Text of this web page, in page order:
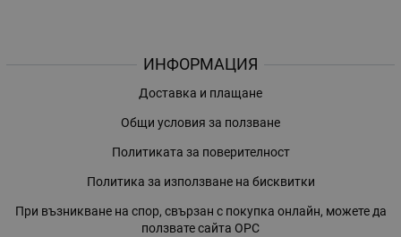
ИНФОРМАЦИЯ
Доставка и плащане
Общи условия за ползване
Политиката за поверителност
Политика за използване на бисквитки
При възникване на спор, свързан с покупка онлайн, можете да
ползвате сайта ОРС